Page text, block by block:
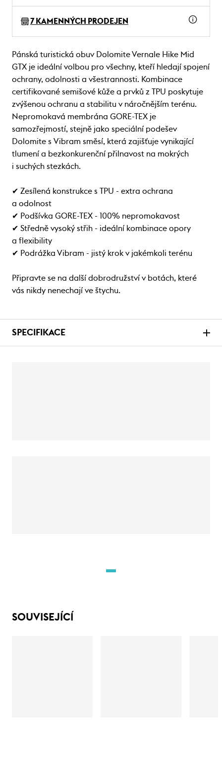
7 KAMENNÝCH PRODEJEN
Pánská turistická obuv Dolomite Vernale Hike Mid
GTX je ideální volbou pro všechny, kteří hledají spojení
ochrany, odolnosti a všestrannosti. Kombinace
certifikované semišové kůže a prvků z TPU poskytuje
zvýšenou ochranu a stabilitu v náročnějším terénu.
Nepromokavá membrána GORE-TEX je
samozřejmostí, stejně jako speciální podešev
Dolomite s Vibram směsí, která zajišťuje vynikající
tlumení a bezkonkurenční přilnavost na mokrých
i suchých stezkách.
✔ Zesílená konstrukce s TPU - extra ochrana
a odolnost
✔ Podšívka GORE-TEX - 100% nepromokavost
✔ Středně vysoký střih - ideální kombinace opory
a flexibility
✔ Podrážka Vibram - jistý krok v jakémkoli terénu
Připravte se na další dobrodružství v botách, které
vás nikdy nenechají ve štychu.
SPECIFIKACE
SOUVISEJÍCÍ